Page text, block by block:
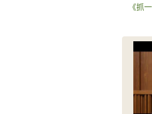
《抓